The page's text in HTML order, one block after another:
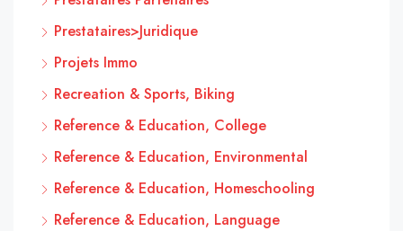
Prestataires>Juridique
Projets Immo
Recreation & Sports, Biking
Reference & Education, College
Reference & Education, Environmental
Reference & Education, Homeschooling
Reference & Education, Language